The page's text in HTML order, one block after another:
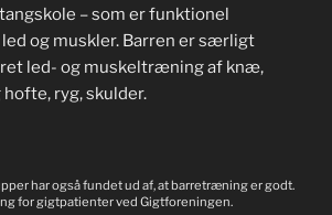
– som er funktionel
og muskler. Barren er særligt
led- og muskeltræning af knæ,
ryg, skulder.
har også fundet ud af, at barretræning er godt.
for gigtpatienter ved Gigtforeningen.